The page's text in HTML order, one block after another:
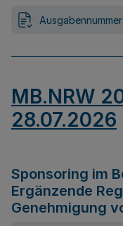
Ausgabennummer
MB.NRW
28.07.2026
Sponsoring im
Ergänzende
Genehmigung